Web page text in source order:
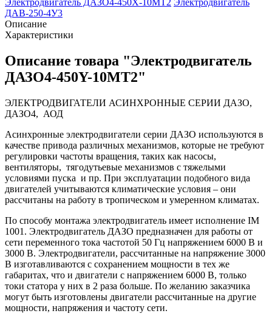
ДАВ-250-4У3
Описание
Характеристики
Описание товара "Электродвигатель
ДАЗО4-450Y-10МТ2"
ЭЛЕКТРОДВИГАТЕЛИ АСИНХРОННЫЕ СЕРИИ ДАЗО,
ДАЗО4, АОД
Асинхронные электродвигатели серии ДАЗО используются в
качестве привода различных механизмов, которые не требуют
регулировки частоты вращения, таких как насосы,
вентиляторы, тягодутьевые механизмов с тяжелыми
условиями пуска и пр. При эксплуатации подобного вида
двигателей учитываются климатические условия – они
рассчитаны на работу в тропическом и умеренном климатах.
По способу монтажа электродвигатель имеет исполнение IM
1001. Электродвигатель ДАЗО предназначен для работы от
сети переменного тока частотой 50 Гц напряжением 6000 В и
3000 В. Электродвигатели, рассчитанные на напряжение 3000
В изготавливаются с сохранением мощности в тех же
габаритах, что и двигатели с напряжением 6000 В, только
токи статора у них в 2 раза больше. По желанию заказчика
могут быть изготовлены двигатели рассчитанные на другие
мощности, напряжения и частоту сети.